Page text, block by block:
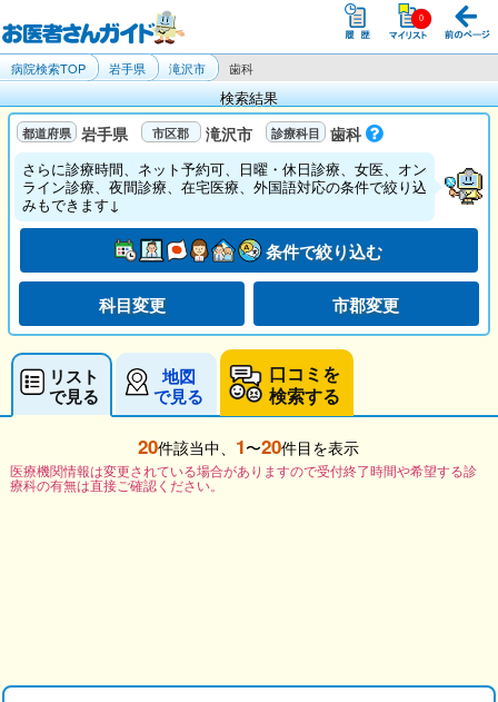
病院検索TOP 岩手県 滝沢市 歯科
検索結果
岩手県 滝沢市 歯科
さらに診療時間、ネット予約可、日曜・休日診療、女医、オン
ライン診療、夜間診療、在宅医療、外国語対応の条件で絞り込
みもできます↓
条件で絞り込む
科目変更 市郡変更
リスト
で見る
地図
で見る
口コミを
検索する
20件該当中、 1〜20件目を表示
医療機関情報は変更されている場合がありますので受付終了時間や希望する診
療科の有無は直接ご確認ください。